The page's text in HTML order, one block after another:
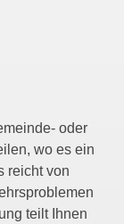
oder
wo es ein
reicht von
teilt Ihnen